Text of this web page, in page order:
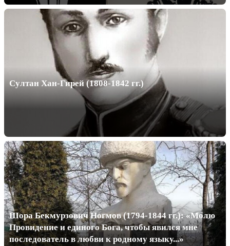
Султан Хан-Гирей (1808-1842 гг.)
Шора Бекмурзович Ногмов (1794-1844 гг.): «Молю
Провидение и единого Бога, чтобы явился мне
последователь в любви к родному языку...»